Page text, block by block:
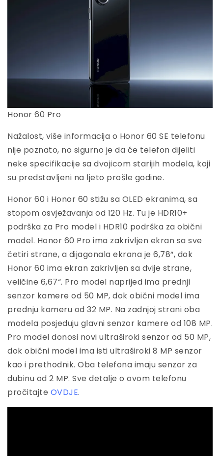
Honor 60 Pro
Nažalost, više informacija o Honor 60 SE telefonu
nije poznato, no sigurno je da će telefon dijeliti
neke specifikacije sa dvojicom starijih modela, koji
su predstavljeni na ljeto prošle godine.
Honor 60 i Honor 60 stižu sa OLED ekranima, sa
stopom osvježavanja od 120 Hz. Tu je HDR10+
podrška za Pro model i HDR10 podrška za obični
model. Honor 60 Pro ima zakrivljen ekran sa sve
četiri strane, a dijagonala ekrana je 6,78“, dok
Honor 60 ima ekran zakrivljen sa dvije strane,
veličine 6,67“. Pro model naprijed ima prednji
senzor kamere od 50 MP, dok obični model ima
prednju kameru od 32 MP. Na zadnjoj strani oba
modela posjeduju glavni senzor kamere od 108 MP.
Pro model donosi novi ultraširoki senzor od 50 MP,
dok obični model ima isti ultraširoki 8 MP senzor
kao i prethodnik. Oba telefona imaju senzor za
dubinu od 2 MP. Sve detalje o ovom telefonu
pročitajte OVDJE.